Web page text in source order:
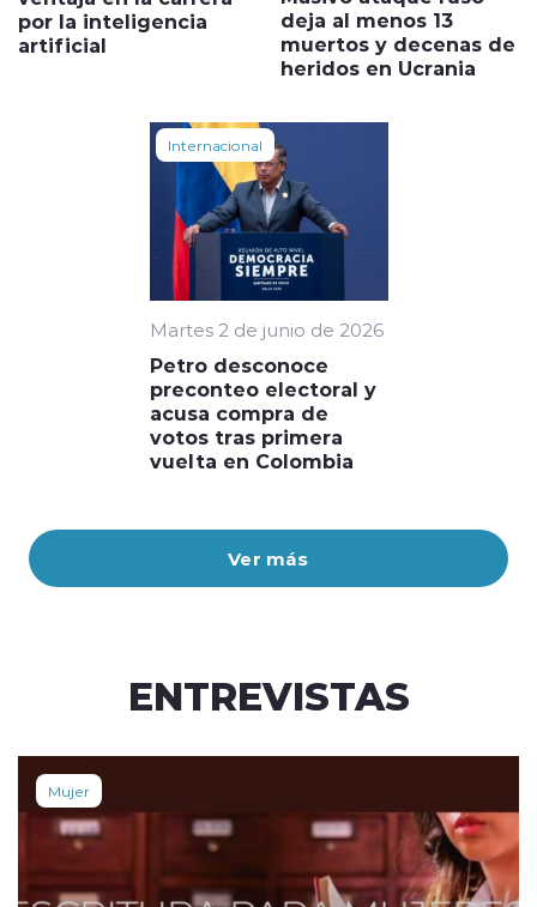
Ver más
por la inteligencia
artificial
deja al menos 13
muertos y decenas de
heridos en Ucrania
Internacional
Martes 2 de junio de 2026
Petro desconoce
preconteo electoral y
acusa compra de
votos tras primera
vuelta en Colombia
ENTREVISTAS
Mujer